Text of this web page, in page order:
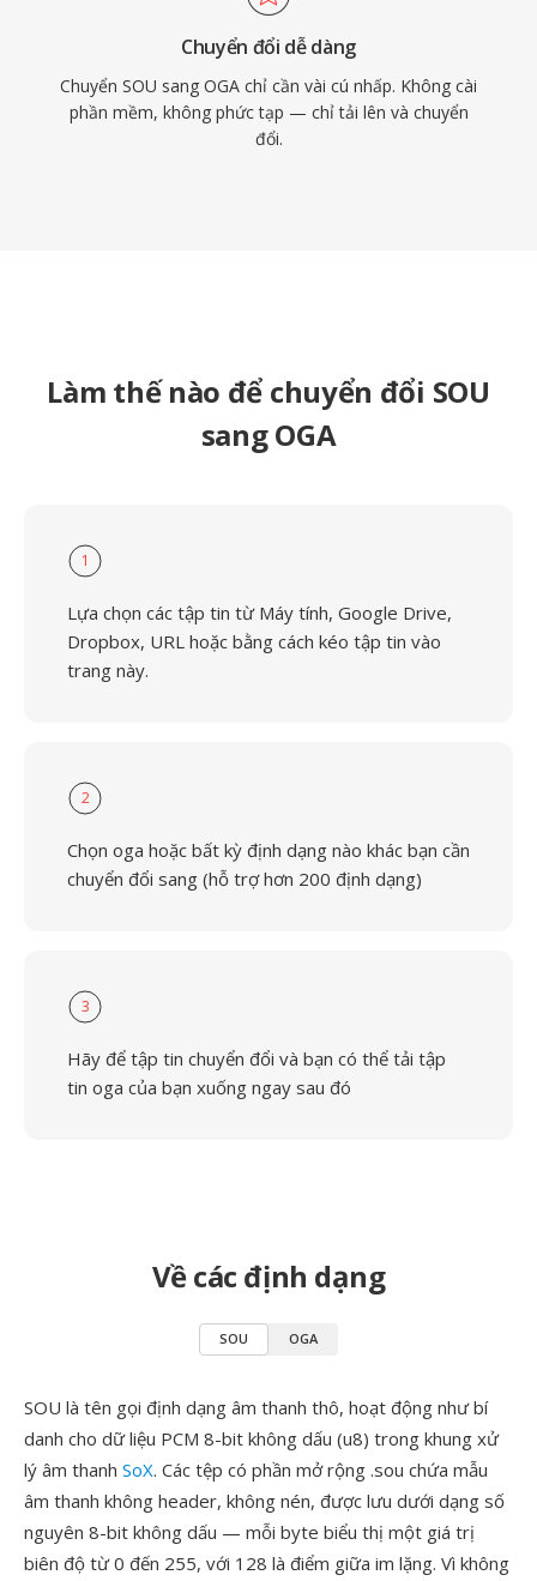
Chuyển đổi dễ dàng
Chuyển SOU sang OGA chỉ cần vài cú nhấp. Không cài
phần mềm, không phức tạp — chỉ tải lên và chuyển
đổi.
Làm thế nào để chuyển đổi SOU
sang OGA
1
Lựa chọn các tập tin từ Máy tính, Google Drive,
Dropbox, URL hoặc bằng cách kéo tập tin vào
trang này.
2
Chọn oga hoặc bất kỳ định dạng nào khác bạn cần
chuyển đổi sang (hỗ trợ hơn 200 định dạng)
3
Hãy để tập tin chuyển đổi và bạn có thể tải tập
tin oga của bạn xuống ngay sau đó
Về các định dạng
SOU OGA
SOU là tên gọi định dạng âm thanh thô, hoạt động như bí
danh cho dữ liệu PCM 8-bit không dấu (u8) trong khung xử
lý âm thanh SoX. Các tệp có phần mở rộng .sou chứa mẫu
âm thanh không header, không nén, được lưu dưới dạng số
nguyên 8-bit không dấu — mỗi byte biểu thị một giá trị
biên độ từ 0 đến 255, với 128 là điểm giữa im lặng. Vì không